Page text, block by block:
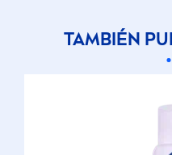
TAMBIÉN